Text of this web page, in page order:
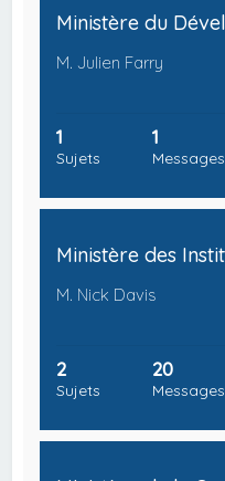
M. Julien Farry
1
Sujets
1
Messages
M. Nick Davis
2
Sujets
20
Messages